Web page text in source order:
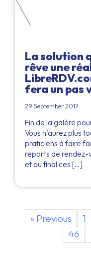
La solution
rêve une
fera un pas
29 September 2017
Fin de la galère
Vous n’aurez plus
praticiens à faire
reports de rendez-
et au final ces […]
« Previous 1
46